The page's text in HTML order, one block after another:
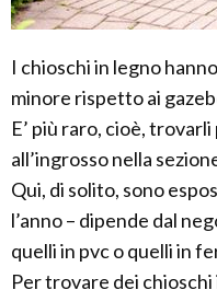
I chioschi in legno
minore rispetto ai
E’ più raro, cioè,
all’ingrosso nella
Qui, di solito, sono
l’anno – dipende dal
quelli in pvc o quelli in
Per trovare dei